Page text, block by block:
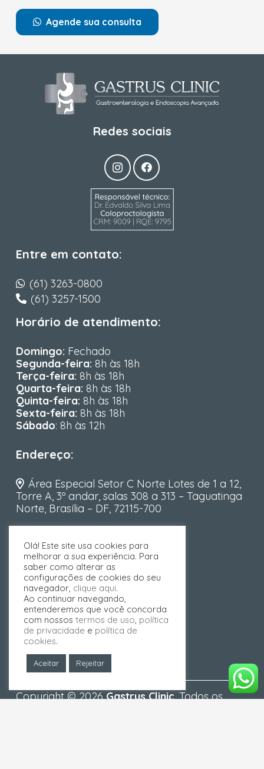
Agende sua consulta
Redes sociais
Entre em contato:
(61) 3263-0800
(61) 3257-1500
Horário de atendimento:
Domingo: Fechado
Segunda-feira: 8h às 18h
Terça-feira: 8h às 18h
Quarta-feira: 8h às 18h
Quinta-feira: 8h às 18h
Sexta-feira: 8h às 18h
Sábado: 8h às 12h
Endereço:
Área Especial Setor C Norte Lotes de 1 a 12,
Torre A, 3º andar, salas 308 a 313 – Taguatinga
Norte, Brasília – DF, 72115-700
Copyright © 2026Gastrus Clinic. Todos os
Olá! Este site usa cookies para
melhorar a sua experiência. Para
saber como alterar as
configurações de cookies do seu
navegador, clique aqui.
Ao continuar navegando,
entenderemos que você concorda
com nossos termos de uso, política
de privacidade e política de
cookies.
Aceitar Rejeitar